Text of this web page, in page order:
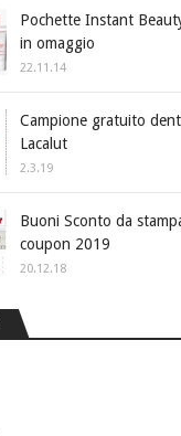
Pochette Instant
in omaggio
22.11.14
Campione gratuito
Lacalut
2.3.19
Buoni Sconto da
coupon 2019
20.12.18